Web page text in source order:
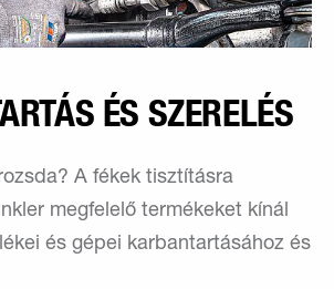
ÉS SZERELÉS
A fékek tisztításra
megfelelő termékeket kínál
és gépei karbantartásához és